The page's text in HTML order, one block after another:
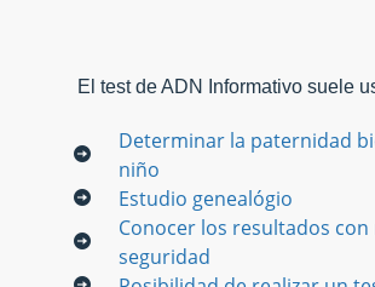
El test de ADN Informativo suele
Determinar la paternidad
niño
Estudio genealógio
Conocer los resultados con
seguridad